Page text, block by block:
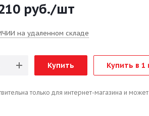
руб./шт
на удаленном складе
Купить Купить в 1
только для интернет-магазина и